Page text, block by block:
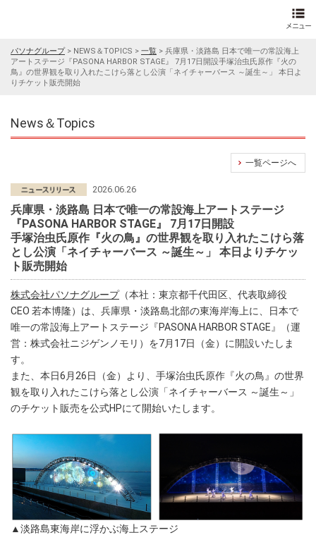
パソナグループ> NEWS＆TOPICS > 一覧 > 兵庫県・淡路島 日本で唯一の常設海上
アートステージ『PASONA HARBOR STAGE』 7月17日開設手塚治虫氏原作『火の
鳥』の世界観を取り入れたこけら落とし公演「ネイチャーバース ～誕生～」 本日よ
りチケット販売開始
News＆Topics
一覧ページへ
2026.06.26
兵庫県・淡路島 日本で唯一の常設海上アートステージ
『PASONA HARBOR STAGE』 7月17日開設
手塚治虫氏原作『火の鳥』の世界観を取り入れたこけら落
とし公演「ネイチャーバース ～誕生～」 本日よりチケッ
ト販売開始
株式会社パソナグループ（本社：東京都千代田区、代表取締役
CEO 若本博隆）は、兵庫県・淡路島北部の東海岸海上に、日本で
唯一の常設海上アートステージ『PASONA HARBOR STAGE』（運
営：株式会社ニジゲンノモリ）を7月17日（金）に開設いたしま
す。
また、本日6月26日（金）より、手塚治虫氏原作『火の鳥』の世界
観を取り入れたこけら落とし公演「ネイチャーバース ～誕生～」
のチケット販売を公式HPにて開始いたします。
▲淡路島東海岸に浮かぶ海上ステージ